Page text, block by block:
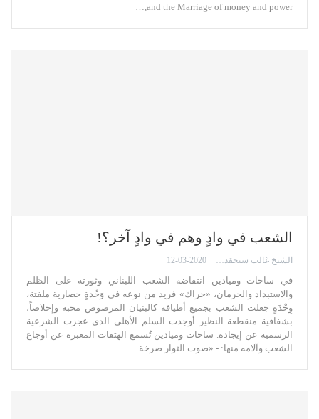
and the Marriage of money and power,…
الشعب في وادٍ وهم في وادٍ آخر؟!
الشيخ غالب سنجقدار 12-03-2020
في ساحات وميادين انتفاضة الشعب اللبناني وثورته على الظلم
والاستبداد والحرمان، «حراك» فريد من نوعه في وَحْدةٍ حضارية ملفتة،
وِحْدَةٍ جعلت الشعب بجميع أطيافه كالبنيان المرصوص محبة وإخلاصاً،
بشفافية منقطعة النظير أوجدت السلم الأهلي الذي عجزت الشرعية
الرسمية عن إيجاده. ساحات وميادين تُسمع الهتفات المعبرة عن أوجاع
الشعب وآلامه منها: - «صوت الثوار صرخة…